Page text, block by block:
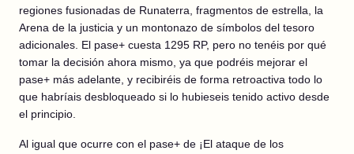
regiones fusionadas de Runaterra, fragmentos de estrella, la
Arena de la justicia y un montonazo de símbolos del tesoro
adicionales. El pase+ cuesta 1295 RP, pero no tenéis por qué
tomar la decisión ahora mismo, ya que podréis mejorar el
pase+ más adelante, y recibiréis de forma retroactiva todo lo
que habríais desbloqueado si lo hubieseis tenido activo desde
el principio.
Al igual que ocurre con el pase+ de ¡El ataque de los